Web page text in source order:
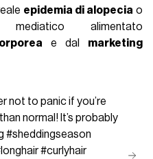
epidemia di alopecia o
alimentato
e dal marketing
not to panic if you’re
normal! It’s probably
#sheddingseason
#curlyhair